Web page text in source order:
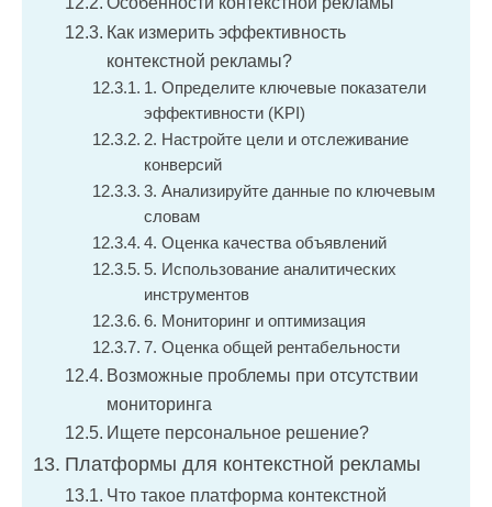
Как измерить эффективность
контекстной рекламы?
1. Определите ключевые показатели
эффективности (KPI)
2. Настройте цели и отслеживание
конверсий
3. Анализируйте данные по ключевым
словам
4. Оценка качества объявлений
5. Использование аналитических
инструментов
6. Мониторинг и оптимизация
7. Оценка общей рентабельности
Возможные проблемы при отсутствии
мониторинга
Ищете персональное решение?
Платформы для контекстной рекламы
Что такое платформа контекстной